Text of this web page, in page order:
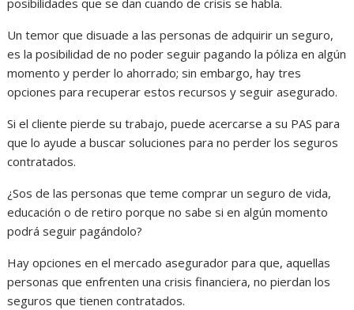
posibilidades que se dan cuando de crisis se habla.
Un temor que disuade a las personas de adquirir un seguro,
es la posibilidad de no poder seguir pagando la póliza en algún
momento y perder lo ahorrado; sin embargo, hay tres
opciones para recuperar estos recursos y seguir asegurado.
Si el cliente pierde su trabajo, puede acercarse a su PAS para
que lo ayude a buscar soluciones para no perder los seguros
contratados.
¿Sos de las personas que teme comprar un seguro de vida,
educación o de retiro porque no sabe si en algún momento
podrá seguir pagándolo?
Hay opciones en el mercado asegurador para que, aquellas
personas que enfrenten una crisis financiera, no pierdan los
seguros que tienen contratados.